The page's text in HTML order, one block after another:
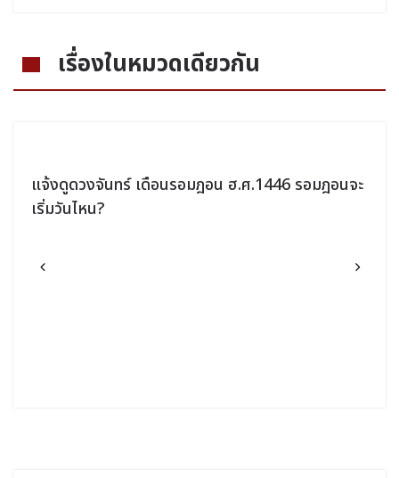
เรื่องในหมวดเดียวกัน
แจ้งดูดวงจันทร์ เดือนรอมฎอน ฮ.ศ.1446 รอมฎอนจะ
เริ่มวันไหน?